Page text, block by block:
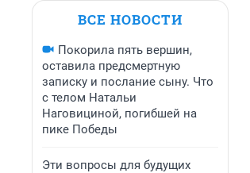
ВСЕ НОВОСТИ
Покорила пять вершин,
оставила предсмертную
записку и послание сыну. Что
с телом Натальи
Наговициной, погибшей на
пике Победы
Эти вопросы для будущих